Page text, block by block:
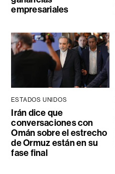
empresariales
ESTADOS UNIDOS
Irán dice que
conversaciones con
Omán sobre el estrecho
de Ormuz están en su
fase final